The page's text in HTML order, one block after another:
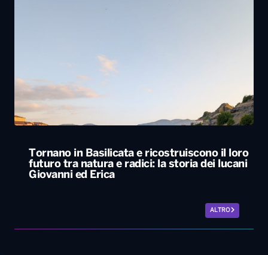
Tornano in Basilicata e ricostruiscono il loro
futuro tra natura e radici: la storia dei lucani
Giovanni ed Erica
ALTRO